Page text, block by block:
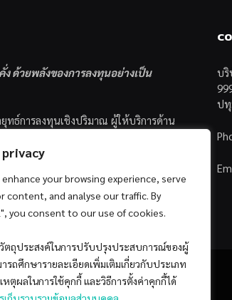
your browsing experience, serve
content, and analyse our traffic. By
you consent to our use of cookies.
ตถุประสงค์ในการปรับปรุงประสบการณ์ของผู้
รถศึกษารายละเอียดเพิ่มเติมเกี่ยวกับประเภท
หตุผลในการใช้คุกกี้ และวิธีการตั้งค่าคุกกี้ได้
ง ด้วยพลังของการลงทุนอย่างเป็น
ทธ์การลงทุนเชิงปริมาณ ผู้ให้บริการด้าน
มายที่จะช่วยเหลือให้นักลงทุนไทย
บวนการลงทุนอย่างเป็นระบบแบบ
Investing
บริ
ปทุ